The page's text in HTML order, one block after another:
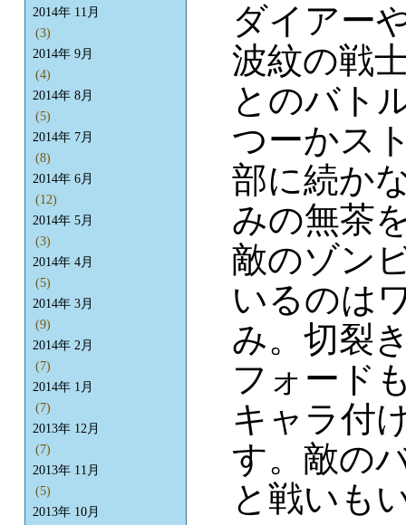
ダイアー
波紋の戦
とのバト
つーかス
部に続か
みの無茶
敵のゾン
いるのは
み。切裂
フォード
キャラ付
す。敵の
と戦いも
2014年 11月
(3)
2014年 9月
(4)
2014年 8月
(5)
2014年 7月
(8)
2014年 6月
(12)
2014年 5月
(3)
2014年 4月
(5)
2014年 3月
(9)
2014年 2月
(7)
2014年 1月
(7)
2013年 12月
(7)
2013年 11月
(5)
2013年 10月